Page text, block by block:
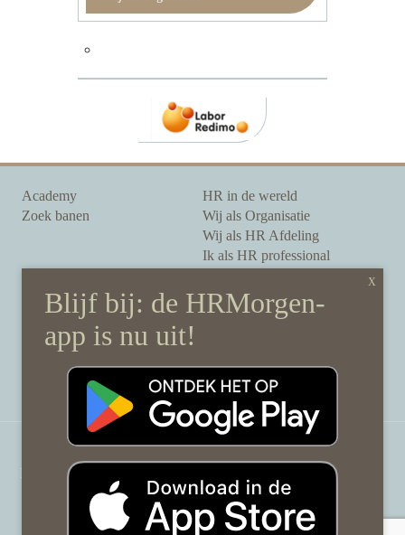
Academy
Zoek banen
HR in de wereld
Wij als Organisatie
Wij als HR Afdeling
Ik als HR professional
Onze auteurs
Onze partners
Sponsoring
Over HRMorgen
Disclaimer & gedragscode
HRMorgen.nl